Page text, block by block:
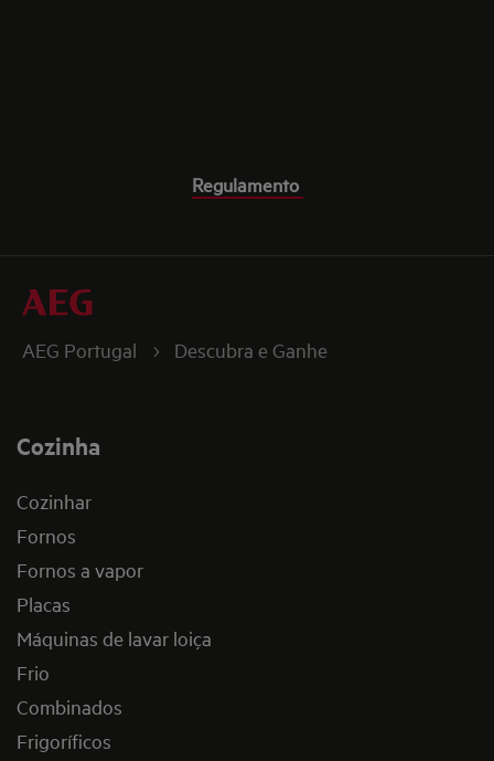
Regulamento
AEG Portugal Descubra e Ganhe
Cozinha
Cozinhar
Fornos
Fornos a vapor
Placas
Máquinas de lavar loiça
Frio
Combinados
Frigoríficos